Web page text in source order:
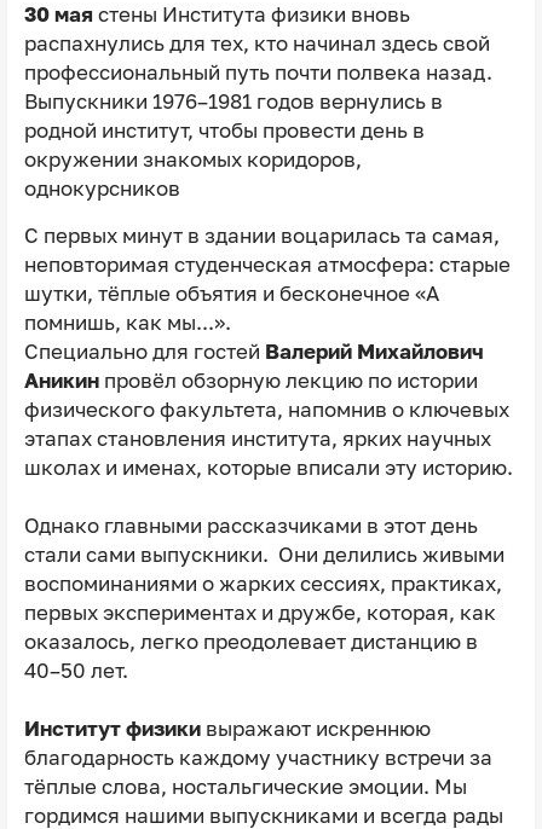
30 мая стены Института физики вновь
распахнулись для тех, кто начинал здесь свой
профессиональный путь почти полвека назад.
Выпускники 1976–1981 годов вернулись в
родной институт, чтобы провести день в
окружении знакомых коридоров,
однокурсников
С первых минут в здании воцарилась та самая,
неповторимая студенческая атмосфера: старые
шутки, тёплые объятия и бесконечное «А
помнишь, как мы...».
Специально для гостей Валерий Михайлович
Аникинпровёл обзорную лекцию по истории
физического факультета, напомнив о ключевых
этапах становления института, ярких научных
школах и именах, которые вписали эту историю.
Однако главными рассказчиками в этот день
стали сами выпускники. Они делились живыми
воспоминаниями о жарких сессиях, практиках,
первых экспериментах и дружбе, которая, как
оказалось, легко преодолевает дистанцию в
40–50 лет.
Институт физикивыражают искреннюю
благодарность каждому участнику встречи за
тёплые слова, ностальгические эмоции. Мы
гордимся нашими выпускниками и всегда рады